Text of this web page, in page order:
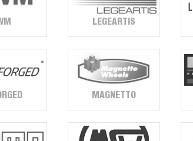
LEGEARTIS
MAGNETTO